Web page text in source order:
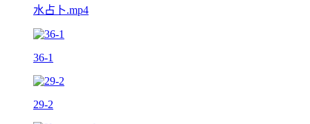
水占卜.mp4
36-1
29-2